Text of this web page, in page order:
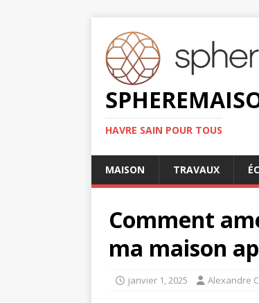
HAVRE SAIN POUR TOUS
MAISON TRAVAUX
Comment
ma maison
janvier 1, 2025 Alexandre